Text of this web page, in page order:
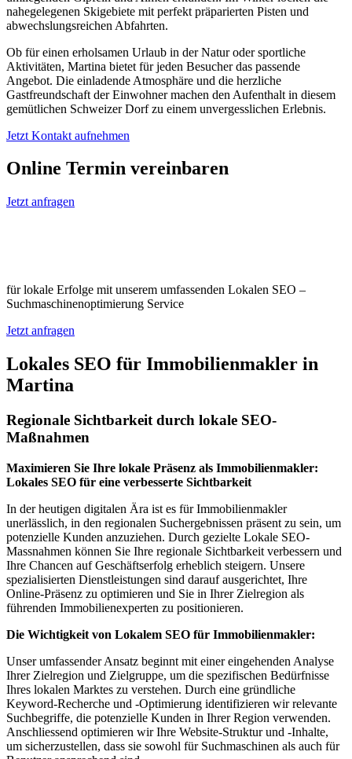
nahegelegenen Skigebiete mit perfekt präparierten Pisten und
abwechslungsreichen Abfahrten.
Ob für einen erholsamen Urlaub in der Natur oder sportliche
Aktivitäten, Martina bietet für jeden Besucher das passende
Angebot. Die einladende Atmosphäre und die herzliche
Gastfreundschaft der Einwohner machen den Aufenthalt in diesem
gemütlichen Schweizer Dorf zu einem unvergesslichen Erlebnis.
Jetzt Kontakt aufnehmen
Online Termin vereinbaren
Jetzt anfragen
für lokale Erfolge mit unserem umfassenden Lokalen SEO –
Suchmaschinenoptimierung Service
Jetzt anfragen
Lokales SEO für Immobilienmakler in
Martina
Regionale Sichtbarkeit durch lokale SEO-
Maßnahmen
Maximieren Sie Ihre lokale Präsenz als Immobilienmakler:
Lokales SEO für eine verbesserte Sichtbarkeit
In der heutigen digitalen Ära ist es für Immobilienmakler
unerlässlich, in den regionalen Suchergebnissen präsent zu sein, um
potenzielle Kunden anzuziehen. Durch gezielte Lokale SEO-
Massnahmen können Sie Ihre regionale Sichtbarkeit verbessern und
Ihre Chancen auf Geschäftserfolg erheblich steigern. Unsere
spezialisierten Dienstleistungen sind darauf ausgerichtet, Ihre
Online-Präsenz zu optimieren und Sie in Ihrer Zielregion als
führenden Immobilienexperten zu positionieren.
Die Wichtigkeit von Lokalem SEO für Immobilienmakler:
Unser umfassender Ansatz beginnt mit einer eingehenden Analyse
Ihrer Zielregion und Zielgruppe, um die spezifischen Bedürfnisse
Ihres lokalen Marktes zu verstehen. Durch eine gründliche
Keyword-Recherche und -Optimierung identifizieren wir relevante
Suchbegriffe, die potenzielle Kunden in Ihrer Region verwenden.
Anschliessend optimieren wir Ihre Website-Struktur und -Inhalte,
um sicherzustellen, dass sie sowohl für Suchmaschinen als auch für